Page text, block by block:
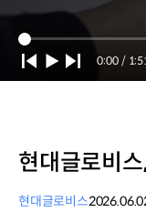
Current
Time
0:00 /
현대글로비
현대글로비스